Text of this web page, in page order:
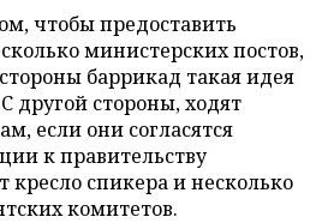
чтобы предоставить
министерских постов,
баррикад такая идея
другой стороны, ходят
если они согласятся
к правительству
спикера и несколько
комитетов.